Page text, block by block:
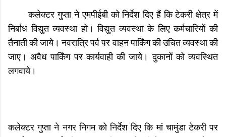
कलेक्‍टर गुप्‍ता ने एमपीईबी को निर्देश दिए हैं कि टेकरी क्षेत्र में
निर्बाध विद्युत व्यवस्था हो। विद्युत व्यवस्था के लिए कर्मचारियों की
तैनाती की जाये। नवरात्रि पर्व पर वाहन पार्किंग की उचित व्यवस्था की
जाए। अवैध पार्किंग पर कार्यवाही की जाये। दुकानों को व्‍यवस्थित
लगवाये।
कलेक्टर गुप्ता ने नगर निगम को निर्देश दिए कि मां चामुंडा टेकरी पर